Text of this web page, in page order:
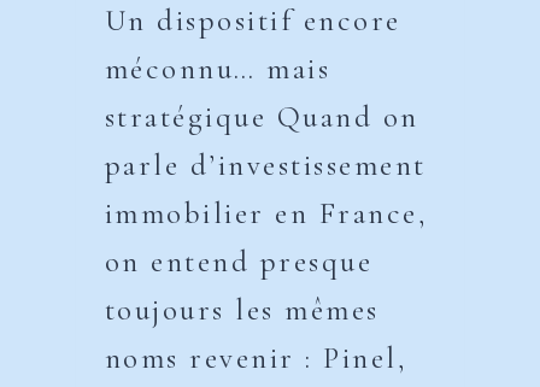
Un dispositif encore
méconnu… mais
stratégique Quand on
parle d’investissement
immobilier en France,
on entend presque
toujours les mêmes
noms revenir : Pinel,